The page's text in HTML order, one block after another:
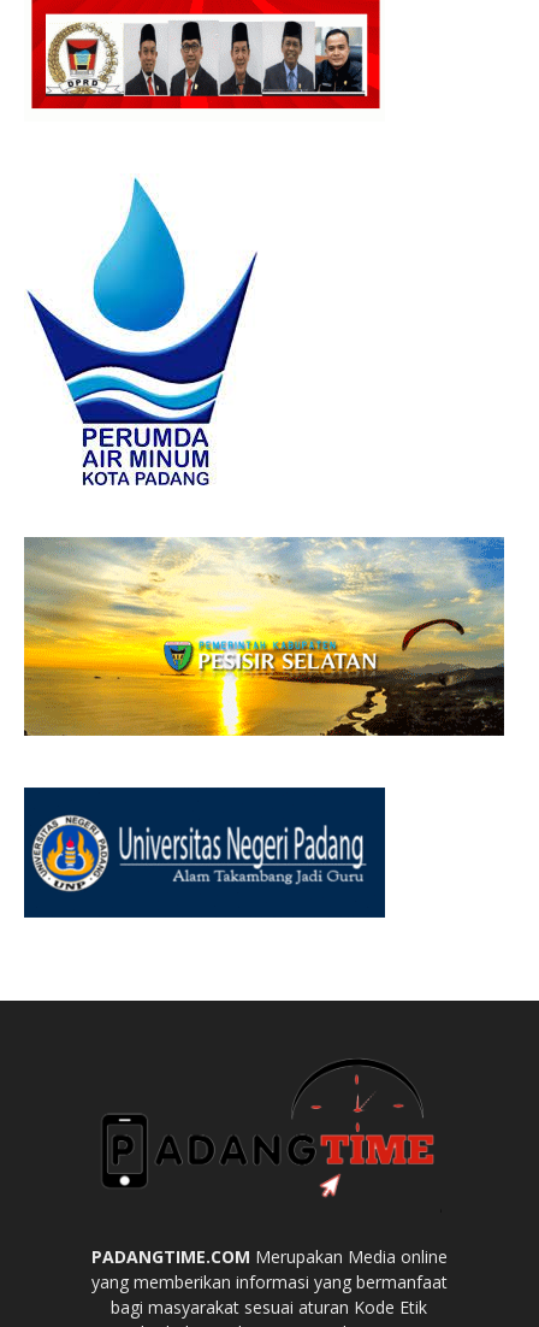
PADANGTIME.COM Merupakan Media online
yang memberikan informasi yang bermanfaat
bagi masyarakat sesuai aturan Kode Etik